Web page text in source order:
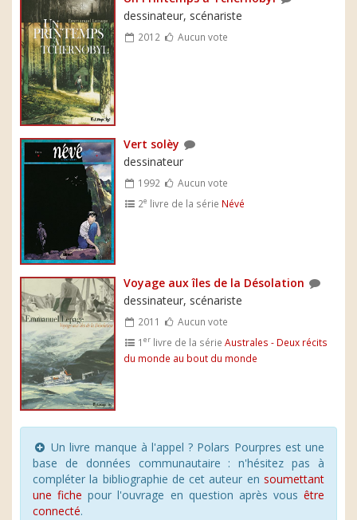
dessinateur, scénariste
2012 Aucun vote
Vert solèy
dessinateur
1992
Aucun vote
2e livre de la série Névé
Voyage aux îles de la Désolation
dessinateur, scénariste
2011
Aucun vote
1er livre de la sérieAustrales - Deux récits
du monde au bout du monde
Un livre manque à l'appel ? Polars Pourpres est une
base de données communautaire : n'hésitez pas à
compléter la bibliographie de cet auteur en soumettant
une fiche pour l'ouvrage en question après vous être
connecté.